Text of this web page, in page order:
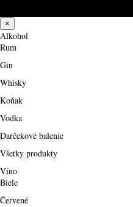
×
Alkohol
Rum
Gin
Whisky
Koňak
Vodka
Darčekové balenie
Všetky produkty
Víno
Biele
Červené